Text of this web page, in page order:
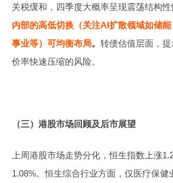
关税缓和，四季度大概率呈现震荡结构性
内部的高低切换（关注AI扩散领域如储
事业等）可均衡布局。 转债估值层面，
价率快速压缩的风险。
（三）港股市场回顾及后市展望
上周港股市场走势分化，恒生指数上涨
1.08%。恒生综合行业方面，仅医疗保